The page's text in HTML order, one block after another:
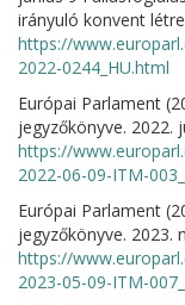
irányuló konvent
https://
2022-0244_HU.html
Európai Parlament
jegyzőkönyve. 2022.
https://
2022-06-09-ITM-
Európai Parlament
jegyzőkönyve. 2023.
https://
2023-05-09-ITM-